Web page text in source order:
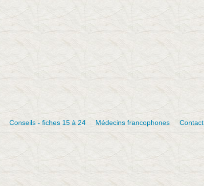
Conseils - fiches 15 à 24 Médecins francophones Contact